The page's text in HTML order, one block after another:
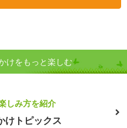
けをもっと楽しむ
しみ方を紹介
けトピックス